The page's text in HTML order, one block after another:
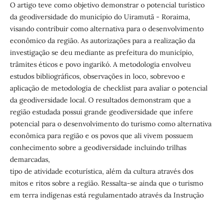
O artigo teve como objetivo demonstrar o potencial turístico
da geodiversidade do município do Uiramutã - Roraima,
visando contribuir como alternativa para o desenvolvimento
econômico da região. As autorizações para a realização da
investigação se deu mediante as prefeitura do município,
trâmites éticos e povo ingarikó. A metodologia envolveu
estudos bibliográficos, observações in loco, sobrevoo e
aplicação de metodologia de checklist para avaliar o potencial
da geodiversidade local. O resultados demonstram que a
região estudada possui grande geodiversidade que infere
potencial para o desenvolvimento do turismo como alternativa
econômica para região e os povos que ali vivem possuem
conhecimento sobre a geodiversidade incluindo trilhas
demarcadas,
tipo de atividade ecoturística, além da cultura através dos
mitos e ritos sobre a região. Ressalta-se ainda que o turismo
em terra indígenas está regulamentado através da Instrução